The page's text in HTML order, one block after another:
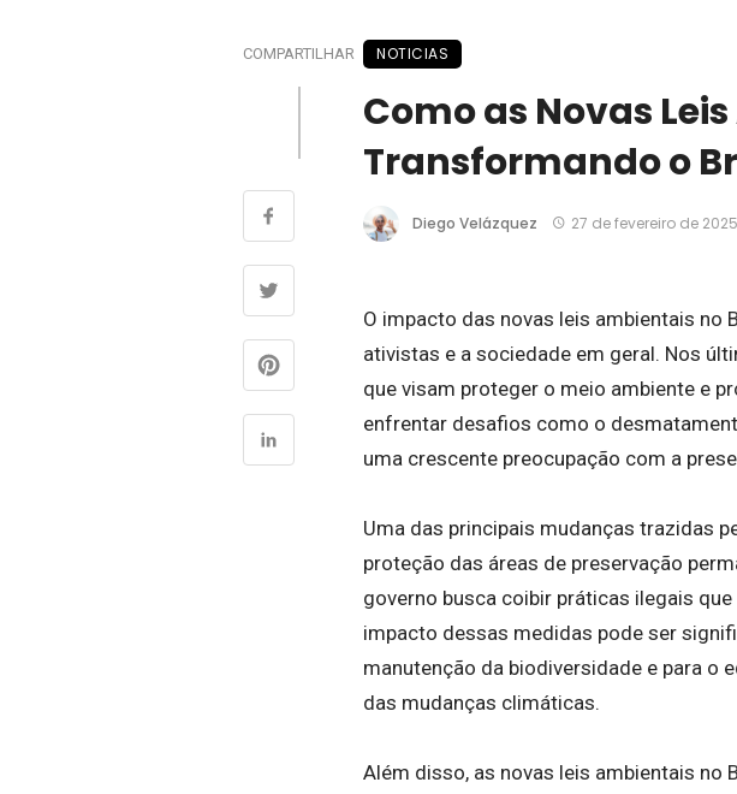
COMPARTILHAR NOTICIAS
Como as Novas
Transformando o
Diego Velázquez 27 de fevereiro de 2025
O impacto das novas leis ambientais
ativistas e a sociedade em geral. Nos
que visam proteger o meio ambiente e
enfrentar desafios como o
uma crescente preocupação com a
Uma das principais mudanças trazidas
proteção das áreas de preservação
governo busca coibir práticas ilegais
impacto dessas medidas pode ser
manutenção da biodiversidade e para o
das mudanças climáticas.
Além disso, as novas leis ambientais no